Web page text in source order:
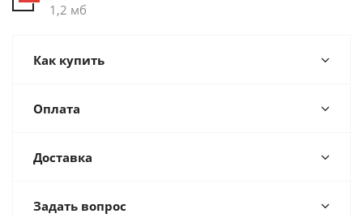
1,2 мб
Как купить
Оплата
Доставка
Задать вопрос